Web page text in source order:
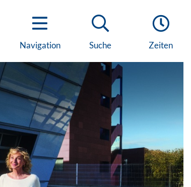
Zeiten
Suche
Navigation